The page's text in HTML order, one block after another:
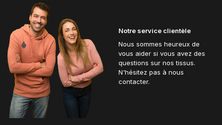
Notre service clientèle
Nous sommes heureux de
vous aider si vous avez des
questions sur nos tissus.
N'hésitez pas à nous
contacter.